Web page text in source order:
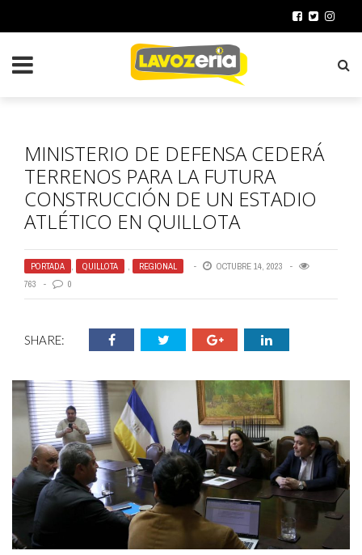
MINISTERIO DE DEFENSA CEDERÁ
TERRENOS PARA LA FUTURA
CONSTRUCCIÓN DE UN ESTADIO
ATLÉTICO EN QUILLOTA
PORTADA , QUILLOTA , REGIONAL
OCTUBRE 14, 2023
763
0
SHARE: